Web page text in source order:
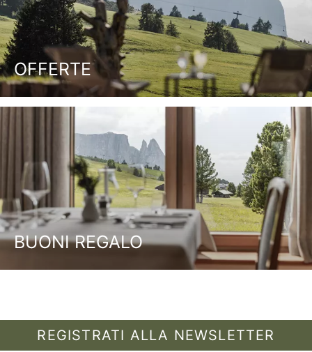
OFFERTE
BUONI REGALO
REGISTRATI ALLA NEWSLETTER